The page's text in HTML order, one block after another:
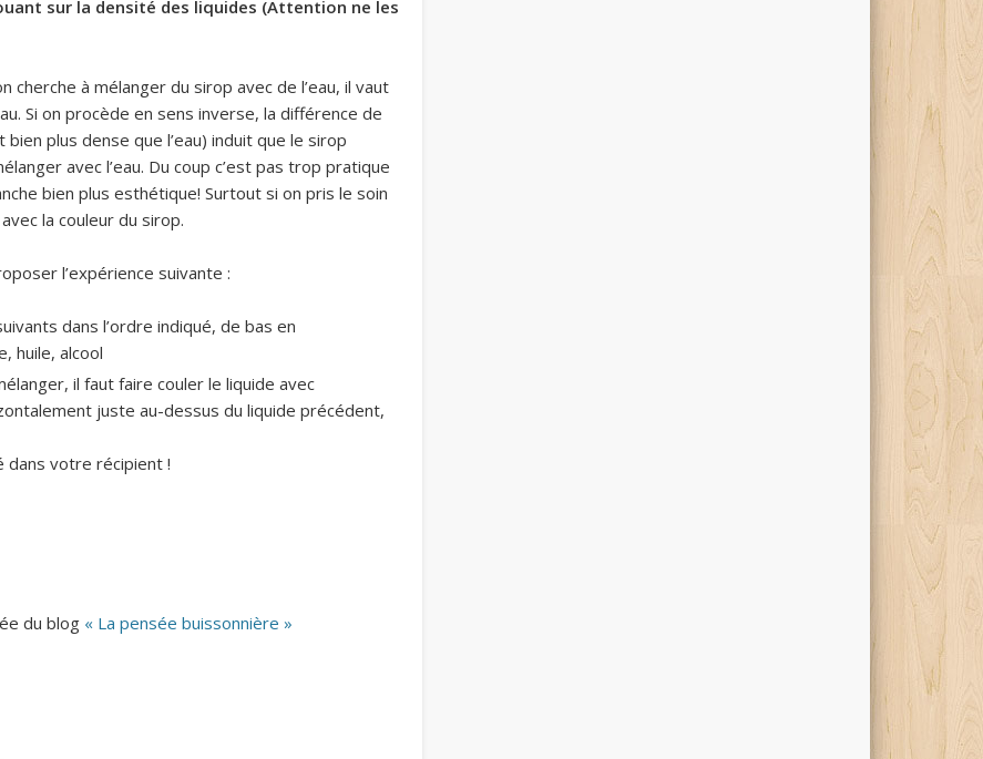
sur la densité des liquides (Attention ne les
cherche à mélanger du sirop avec de l’eau, il vaut
Si on procède en sens inverse, la différence de
plus dense que l’eau) induit que le sirop
avec l’eau. Du coup c’est pas trop pratique
bien plus esthétique! Surtout si on pris le soin
la couleur du sirop.
l’expérience suivante :
dans l’ordre indiqué, de bas en
huile, alcool
il faut faire couler le liquide avec
juste au-dessus du liquide précédent,
dans votre récipient !
du blog « La pensée buissonnière »